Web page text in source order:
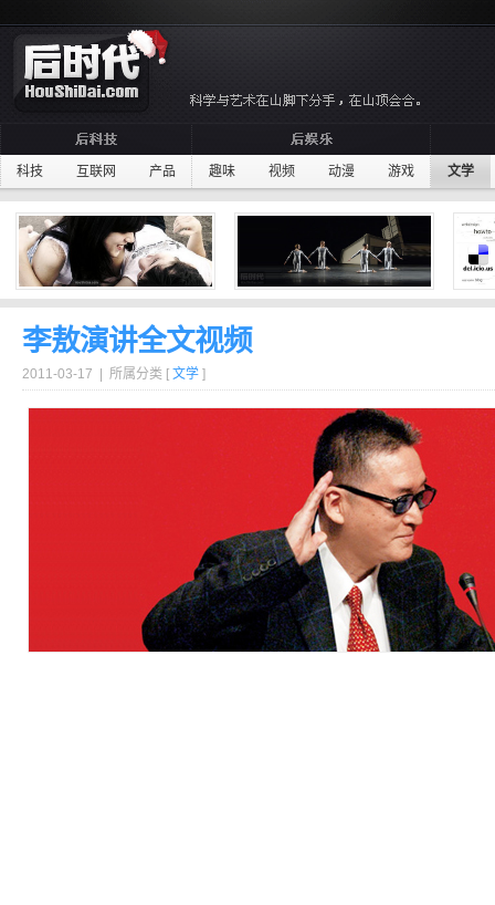
科技 互联网 产品 趣味 视频 动漫 游戏 文学
李敖演讲全文视频
2011-03-17 | 所属分类 [ 文学 ]